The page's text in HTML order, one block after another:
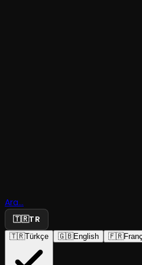
Ara...
🇹🇷TR
🇹🇷Türkçe 🇬🇧English 🇫🇷
Saat